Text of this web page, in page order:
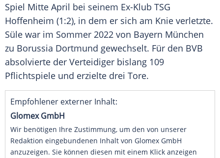
Spiel Mitte April bei seinem Ex-Klub TSG
Hoffenheim (1:2), in dem er sich am Knie verletzte.
Süle war im Sommer 2022 von Bayern München
zu Borussia Dortmund gewechselt. Für den BVB
absolvierte der Verteidiger bislang 109
Pflichtspiele und erzielte drei Tore.
Empfohlener externer Inhalt:
Glomex GmbH
Wir benötigen Ihre Zustimmung, um den von unserer
Redaktion eingebundenen Inhalt von Glomex GmbH
anzuzeigen. Sie können diesen mit einem Klick anzeigen